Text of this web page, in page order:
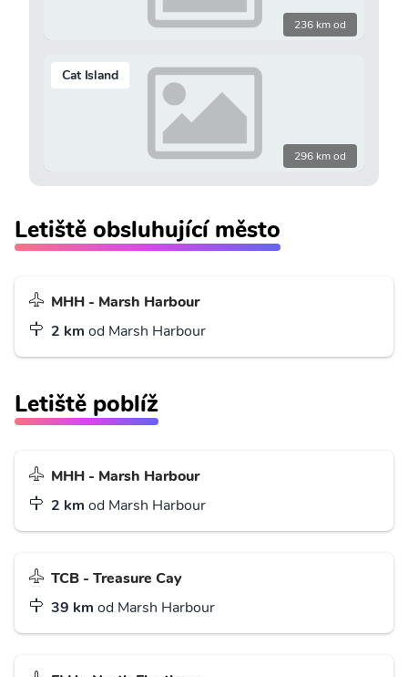
236 km od
Cat Island
296 km od
Letiště obsluhující město
MHH - Marsh Harbour
2 km od Marsh Harbour
Letiště poblíž
MHH - Marsh Harbour
2 km od Marsh Harbour
TCB - Treasure Cay
39 km od Marsh Harbour